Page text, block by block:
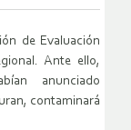
de Evaluación
Ante ello,
anunciado
contaminará